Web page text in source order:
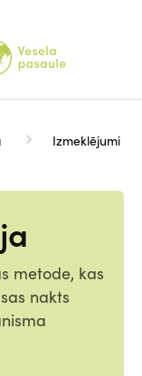
Izmeklējumi
metode, kas
nakts